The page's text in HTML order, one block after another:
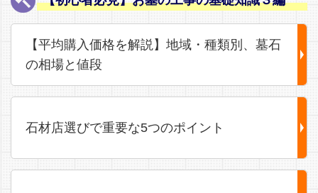
【平均購入価格を解説】地域・種類別、墓石
の相場と値段
石材店選びで重要な5つのポイント